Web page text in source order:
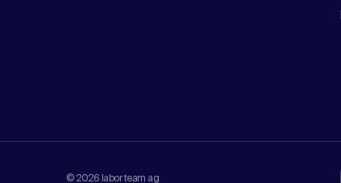
© 2026 labor team ag